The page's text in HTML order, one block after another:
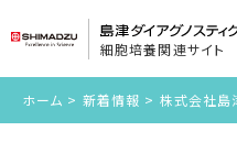
細胞培養関連サイト
ホーム > 新着情報 > 株式会社